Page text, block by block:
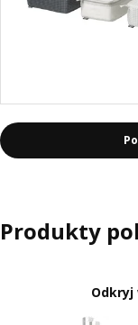
Produkty
Odkryj